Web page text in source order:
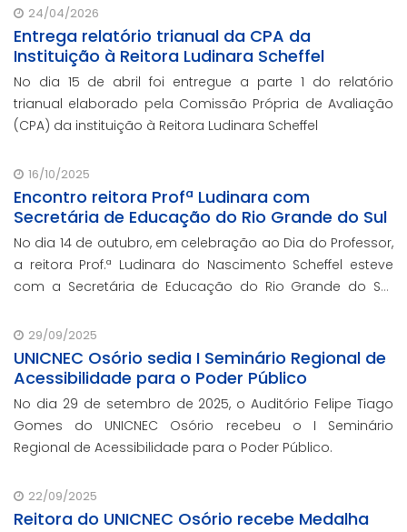
24/04/2026
Entrega relatório trianual da CPA da
Instituição à Reitora Ludinara Scheffel
No dia 15 de abril foi entregue a parte 1 do relatório
trianual elaborado pela Comissão Própria de Avaliação
(CPA) da instituição à Reitora Ludinara Scheffel
16/10/2025
Encontro reitora Profª Ludinara com
Secretária de Educação do Rio Grande do Sul
No dia 14 de outubro, em celebração ao Dia do Professor,
a reitora Prof.ª Ludinara do Nascimento Scheffel esteve
com a Secretária de Educação do Rio Grande do Sul,
29/09/2025
UNICNEC Osório sedia I Seminário Regional de
Acessibilidade para o Poder Público
No dia 29 de setembro de 2025, o Auditório Felipe Tiago
Gomes do UNICNEC Osório recebeu o I Seminário
Regional de Acessibilidade para o Poder Público.
22/09/2025
Reitora do UNICNEC Osório recebe Medalha